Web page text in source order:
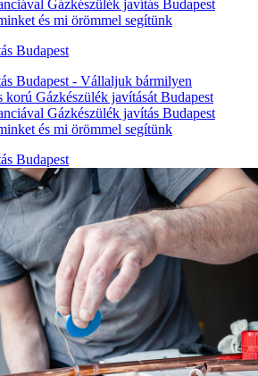
Gázkészülék javítás Budapest
és mi örömmel segítünk
Budapest
Budapest - Vállaljuk bármilyen
korú Gázkészülék javítását Budapest
Gázkészülék javítás Budapest
és mi örömmel segítünk
Budapest